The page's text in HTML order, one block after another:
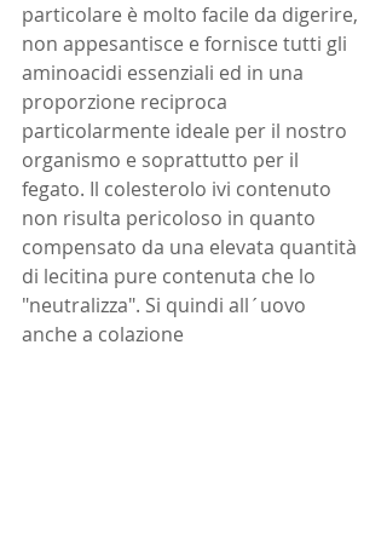
particolare è molto facile da digerire,
non appesantisce e fornisce tutti gli
aminoacidi essenziali ed in una
proporzione reciproca
particolarmente ideale per il nostro
organismo e soprattutto per il
fegato. Il colesterolo ivi contenuto
non risulta pericoloso in quanto
compensato da una elevata quantità
di lecitina pure contenuta che lo
"neutralizza". Si quindi all´uovo
anche a colazione